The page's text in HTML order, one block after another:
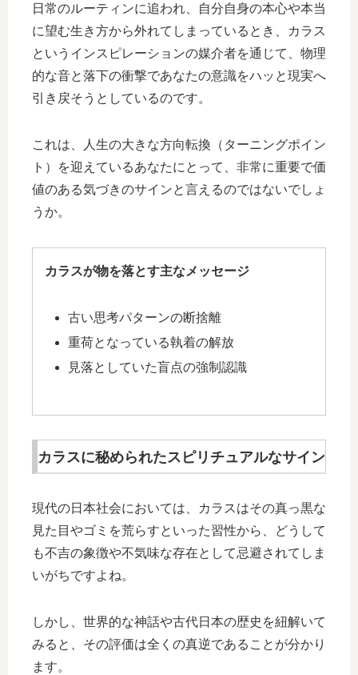
日常のルーティンに追われ、自分自身の本心や本当
に望む生き方から外れてしまっているとき、カラス
というインスピレーションの媒介者を通じて、物理
的な音と落下の衝撃であなたの意識をハッと現実へ
引き戻そうとしているのです。
これは、人生の大きな方向転換（ターニングポイン
ト）を迎えているあなたにとって、非常に重要で価
値のある気づきのサインと言えるのではないでしょ
うか。
カラスが物を落とす主なメッセージ
古い思考パターンの断捨離
重荷となっている執着の解放
見落としていた盲点の強制認識
カラスに秘められたスピリチュアルなサイン
現代の日本社会においては、カラスはその真っ黒な
見た目やゴミを荒らすといった習性から、どうして
も不吉の象徴や不気味な存在として忌避されてしま
いがちですよね。
しかし、世界的な神話や古代日本の歴史を紐解いて
みると、その評価は全くの真逆であることが分かり
ます。